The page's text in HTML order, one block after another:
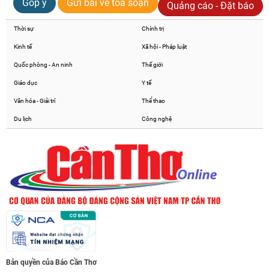
Góp ý
Gửi bài về toà soạn Quảng cáo - Đặt báo
Thời sự Chính trị
Kinh tế Xã hội - Pháp luật
Quốc phòng - An ninh Thế giới
Giáo dục Y tế
Văn hóa - Giải trí Thể thao
Du lịch Công nghệ
Bản quyền của Báo Cần Thơ